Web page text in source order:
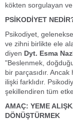
kökten sorgulayan
PSİKODİYET
Psikodiyet,
ve zihni birlikte ele
diyen Dyt. Esma
"Beslenmek,
bir parçasıdır.
ilişki farklıdır.
şekillendiren tüm
AMAÇ: YEME
DÖNÜŞTÜRMEK